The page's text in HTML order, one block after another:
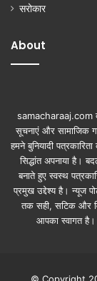
सरोकार
About
samacharaaj.com
सूचनाएं और सामाजिक
हमने बुनियादी
सिद्धांत अपनाया है।
बनाते हुए स्वस्थ
प्रमुख उद्देश्य है। न्यूज
तक सही, सटिक और
आपका स्‍वागत है।